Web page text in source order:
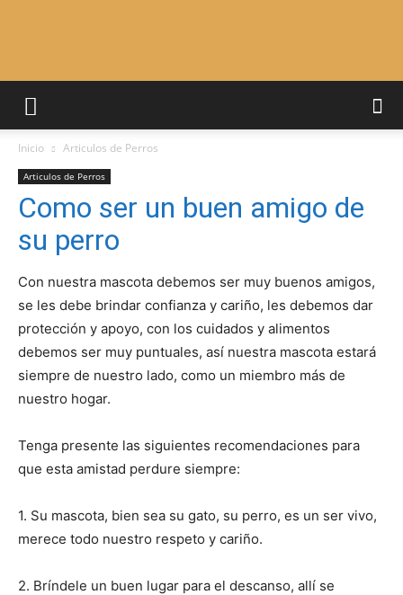
Adiestrar
Razas
Inicio Articulos de Perros
Articulos de Perros
Como ser un buen amigo de
su perro
Con nuestra mascota debemos ser muy buenos amigos,
se les debe brindar confianza y cariño, les debemos dar
protección y apoyo, con los cuidados y alimentos
debemos ser muy puntuales, así nuestra mascota estará
siempre de nuestro lado, como un miembro más de
nuestro hogar.
Tenga presente las siguientes recomendaciones para
que esta amistad perdure siempre:
1. Su mascota, bien sea su gato, su perro, es un ser vivo,
merece todo nuestro respeto y cariño.
2. Bríndele un buen lugar para el descanso, allí se